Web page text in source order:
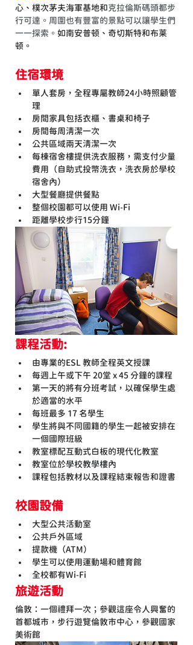
心、樸次茅夫海軍基地和克拉倫斯碼頭都步
行可達。周圍也有豐富的景點可以讓學生們
一一探索。 如南安普顿、奇切斯特和布莱
顿。
住宿環境
單人套房，全程專屬教師24小時照顧管
理
房間家具包括衣櫃、書桌和椅子
房間每周清潔一次
公共區域兩天清潔一次
每棟宿舍樓提供洗衣服務，需支付少量
費用（自助式投幣洗衣，洗衣房於學校
宿舍內）
大型餐廳提供餐點
整個校園都可以使用 Wi-Fi
距離學校步行15分鐘
課程活動:
由專業的ESL 教師全程英文授課
每週上午或下午 20堂 x 45 分鐘的課程
第一天的將有分班考試，以確保學生處
於適當的水平
每班最多 17 名學生
學生將與不同國籍的學生一起被安排在
一個國際班級
教室標配互動式白板的現代化教室
教室位於學校教學樓內
課程包括教材以及課程結束報告和證書
校園設備
大型公共活動室
公共戶外區域
提款機（ATM）
學生可以使用運動場和體育館
全校都有Wi-Fi
旅遊活動
倫敦：一個禮拜一次；參觀這座令人興奮的
首都城市，步行遊覽倫敦市中心，參觀國家
美術館